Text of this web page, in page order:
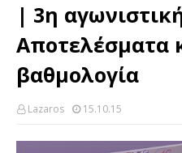
| 3η
Αποτελέσματα
βαθμολογία
Lazaros 15.10.15